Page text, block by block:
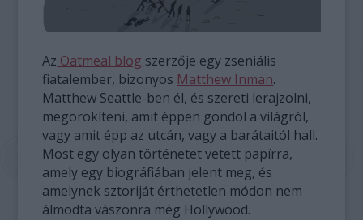
Az Oatmeal blog szerzője egy zseniális
fiatalember, bizonyos Matthew Inman.
Matthew Seattle-ben él, és szereti lerajzolni,
megörökíteni, amit éppen gondol a világról,
vagy amit épp az utcán, vagy a barátaitól hall.
Most egy olyan történetet vetett papírra,
amely egy biográfiában jelent meg, és
amelynek sztoriját érthetetlen módon nem
álmodta vászonra még Hollywood.